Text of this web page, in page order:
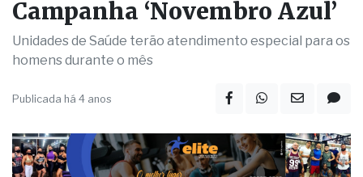
SAÚDE
Fernandópolis participa da
Campanha ‘Novembro Azul’
Unidades de Saúde terão atendimento especial para os
Publicada há 4 anos